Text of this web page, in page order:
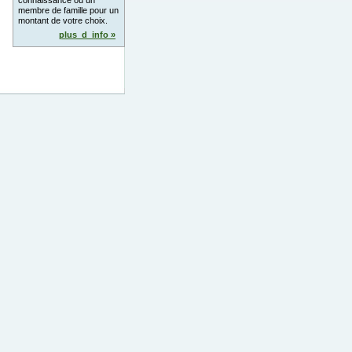
membre de famille pour un
montant de votre choix.
plus_d_info »